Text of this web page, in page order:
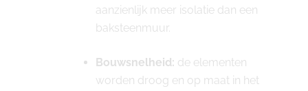
aanzienlijk meer isolatie dan een
baksteenmuur.
Bouwsnelheid: de elementen
worden droog en op maat in het